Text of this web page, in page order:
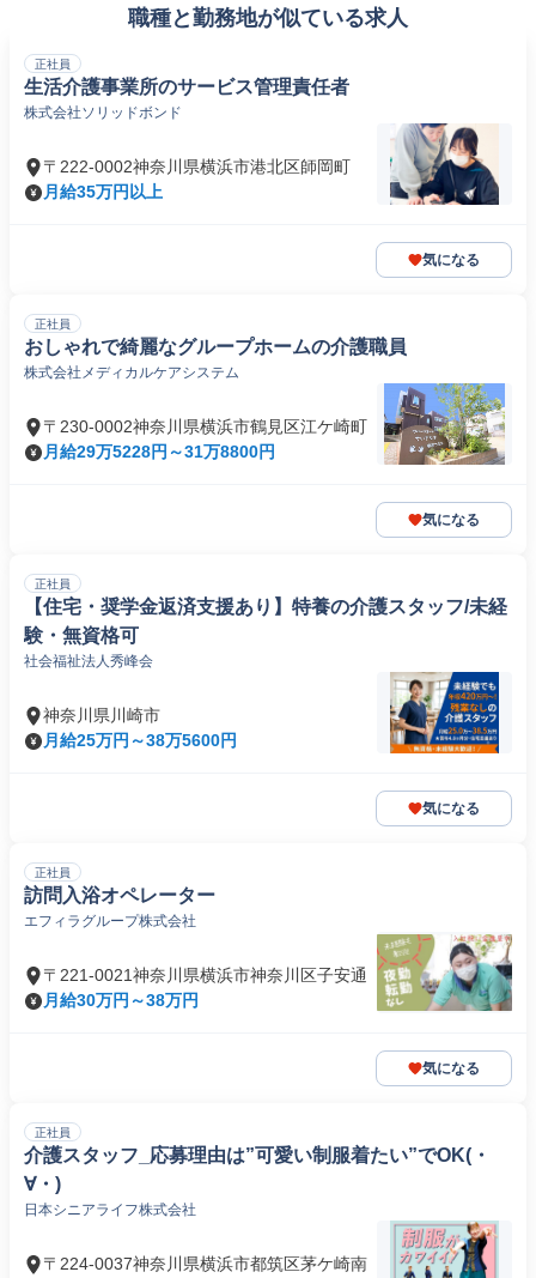
職種と勤務地が似ている求人
正社員
生活介護事業所のサービス管理責任者
株式会社ソリッドボンド
〒222-0002神奈川県横浜市港北区師岡町
月給35万円以上
気になる
正社員
おしゃれで綺麗なグループホームの介護職員
株式会社メディカルケアシステム
〒230-0002神奈川県横浜市鶴見区江ケ崎町
月給29万5228円～31万8800円
気になる
正社員
【住宅・奨学金返済支援あり】特養の介護スタッフ/未経
験・無資格可
社会福祉法人秀峰会
神奈川県川崎市
月給25万円～38万5600円
気になる
正社員
訪問入浴オペレーター
エフィラグループ株式会社
〒221-0021神奈川県横浜市神奈川区子安通
月給30万円～38万円
気になる
正社員
介護スタッフ_応募理由は”可愛い制服着たい”でOK(・
∀・)
日本シニアライフ株式会社
〒224-0037神奈川県横浜市都筑区茅ケ崎南